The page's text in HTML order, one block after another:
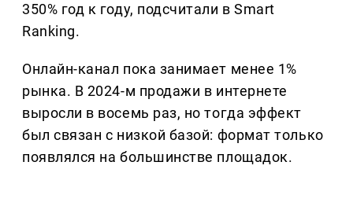
350% год к году, подсчитали в Smart
Ranking.
Онлайн-канал пока занимает менее 1%
рынка. В 2024-м продажи в интернете
выросли в восемь раз, но тогда эффект
был связан с низкой базой: формат только
появлялся на большинстве площадок.